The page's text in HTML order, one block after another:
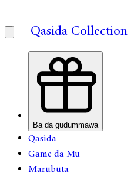
Qasida Collection
Ba da gudummawa
Qasida
Game da Mu
Marubuta